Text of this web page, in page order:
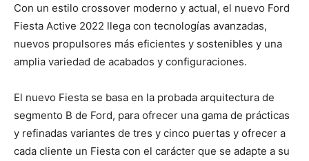
Con un estilo crossover moderno y actual, el nuevo Ford
Fiesta Active 2022 llega con tecnologías avanzadas,
nuevos propulsores más eficientes y sostenibles y una
amplia variedad de acabados y configuraciones.
El nuevo Fiesta se basa en la probada arquitectura de
segmento B de Ford, para ofrecer una gama de prácticas
y refinadas variantes de tres y cinco puertas y ofrecer a
cada cliente un Fiesta con el carácter que se adapte a su